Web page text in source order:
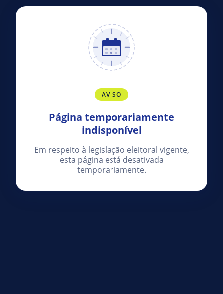
AVISO
Página temporariamente
indisponível
Em respeito à legislação eleitoral vigente,
esta página está desativada
temporariamente.